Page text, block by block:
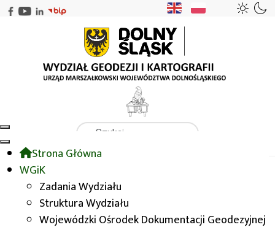
Szukaj
Strona Główna
WGiK
Zadania Wydziału
Struktura Wydziału
Wojewódzki Ośrodek Dokumentacji Geodezyjnej
WGiK
1:10 000 UKŁAD 1992